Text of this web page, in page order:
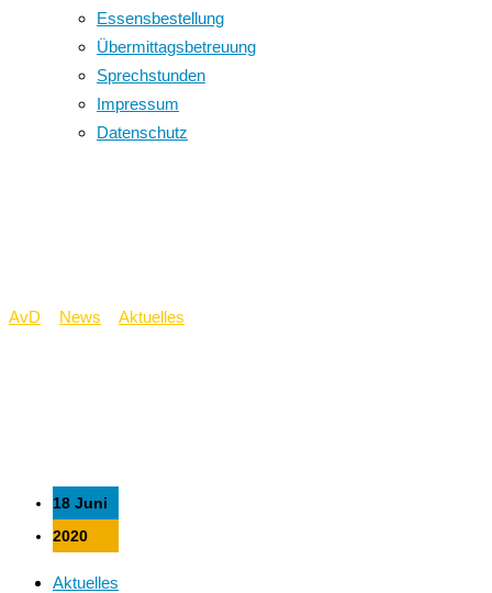
Essensbestellung
Übermittagsbetreuung
Sprechstunden
Impressum
Datenschutz
AvD News Aktuelles
18 Juni
2020
Aktuelles